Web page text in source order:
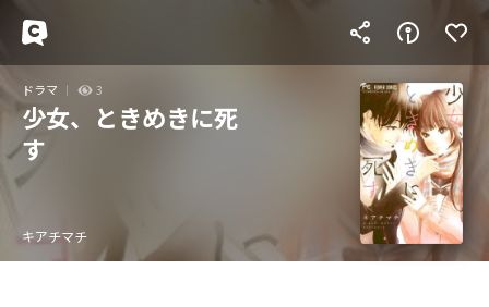
ドラマ 3
少女、ときめきに死
す
キアチマチ